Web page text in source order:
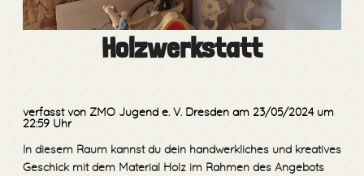
Holzwerkstatt
verfasst von ZMO Jugend e. V. Dresden am 23/05/2024 um
22:59 Uhr
In diesem Raum kannst du dein handwerkliches und kreatives
Geschick mit dem Material Holz im Rahmen des Angebots